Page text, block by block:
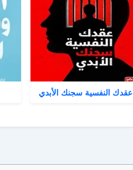
عقدك النفسية سجنك الأبدي